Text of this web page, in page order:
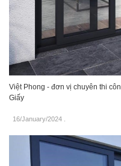
Việt Phong - đơn vị chuyên thi
Giấy
16/January/2024